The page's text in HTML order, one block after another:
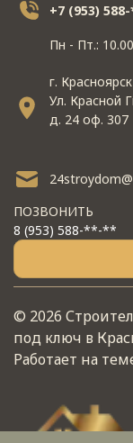
+7 (953)
Пн - Пт.:
г. Красноярск
Ул. Красной
д. 24 оф. 307
ПОЗВОНИТЬ
8 (953) 588-**-**
© 2026
под ключ в
Работает на